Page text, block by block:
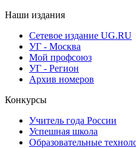
Наши издания
Сетевое издание UG.RU
УГ - Москва
Мой профсоюз
УГ - Регион
Архив номеров
Конкурсы
Учитель года России
Успешная школа
Образовательные